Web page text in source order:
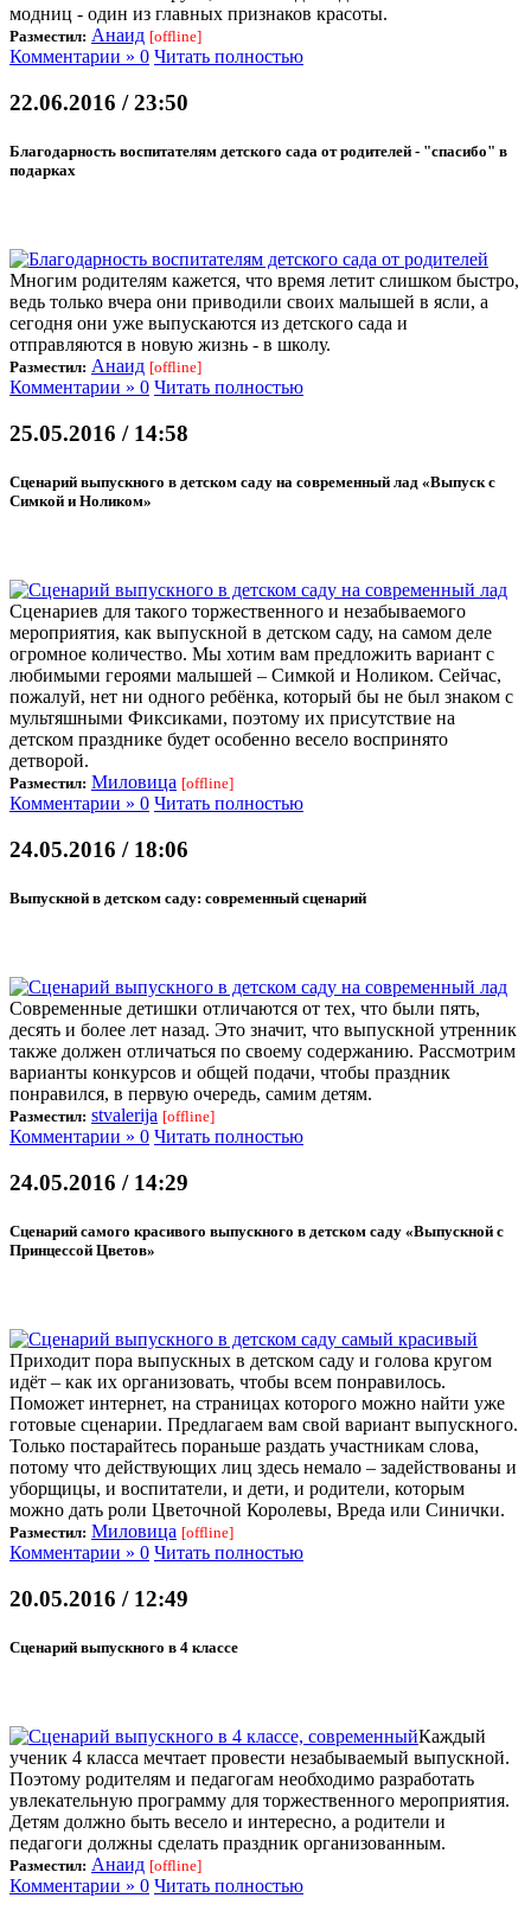
модниц - один из главных признаков красоты.
Разместил: Анаид [offline]
Комментарии » 0 Читать полностью
22.06.2016 / 23:50
Благодарность воспитателям детского сада от родителей - "спасибо" в
подарках
Многим родителям кажется, что время летит слишком быстро,
ведь только вчера они приводили своих малышей в ясли, а
сегодня они уже выпускаются из детского сада и
отправляются в новую жизнь - в школу.
Разместил: Анаид [offline]
Комментарии » 0 Читать полностью
25.05.2016 / 14:58
Сценарий выпускного в детском саду на современный лад «Выпуск с
Симкой и Ноликом»
Сценариев для такого торжественного и незабываемого
мероприятия, как выпускной в детском саду, на самом деле
огромное количество. Мы хотим вам предложить вариант с
любимыми героями малышей – Симкой и Ноликом. Сейчас,
пожалуй, нет ни одного ребёнка, который бы не был знаком с
мультяшными Фиксиками, поэтому их присутствие на
детском празднике будет особенно весело воспринято
детворой.
Разместил: Миловица [offline]
Комментарии » 0 Читать полностью
24.05.2016 / 18:06
Выпускной в детском саду: современный сценарий
Современные детишки отличаются от тех, что были пять,
десять и более лет назад. Это значит, что выпускной утренник
также должен отличаться по своему содержанию. Рассмотрим
варианты конкурсов и общей подачи, чтобы праздник
понравился, в первую очередь, самим детям.
Разместил: stvalerija [offline]
Комментарии » 0 Читать полностью
24.05.2016 / 14:29
Сценарий самого красивого выпускного в детском саду «Выпускной с
Принцессой Цветов»
Приходит пора выпускных в детском саду и голова кругом
идёт – как их организовать, чтобы всем понравилось.
Поможет интернет, на страницах которого можно найти уже
готовые сценарии. Предлагаем вам свой вариант выпускного.
Только постарайтесь пораньше раздать участникам слова,
потому что действующих лиц здесь немало – задействованы и
уборщицы, и воспитатели, и дети, и родители, которым
можно дать роли Цветочной Королевы, Вреда или Синички.
Разместил: Миловица [offline]
Комментарии » 0 Читать полностью
20.05.2016 / 12:49
Сценарий выпускного в 4 классе
Каждый
ученик 4 класса мечтает провести незабываемый выпускной.
Поэтому родителям и педагогам необходимо разработать
увлекательную программу для торжественного мероприятия.
Детям должно быть весело и интересно, а родители и
педагоги должны сделать праздник организованным.
Разместил: Анаид [offline]
Комментарии » 0 Читать полностью